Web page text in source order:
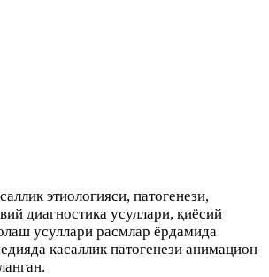
этиологияси, патогенези,
диагностика усуллари, қиёсий
усуллари расмлар ёрдамида
касаллик патогенези анимацион